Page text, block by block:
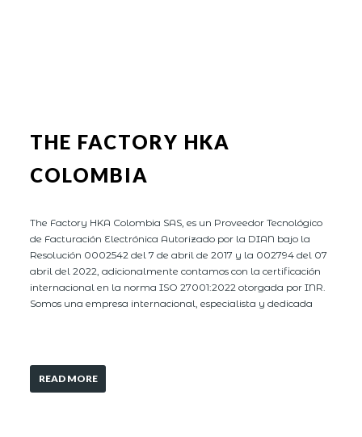
THE FACTORY HKA
COLOMBIA
The Factory HKA Colombia SAS, es un Proveedor Tecnológico
de Facturación Electrónica Autorizado por la DIAN bajo la
Resolución 0002542 del 7 de abril de 2017 y la 002794 del 07
abril del 2022, adicionalmente contamos con la certificación
internacional en la norma ISO 27001:2022 otorgada por INR.
Somos una empresa internacional, especialista y dedicada
READ MORE